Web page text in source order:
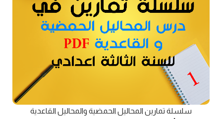
سلسلة تمارين المحاليل الحمضية والمحاليل القاعدية